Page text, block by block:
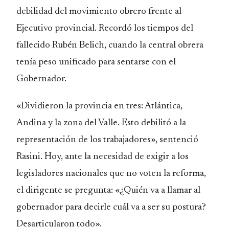
debilidad del movimiento obrero frente al
Ejecutivo provincial. Recordó los tiempos del
fallecido Rubén Belich, cuando la central obrera
tenía peso unificado para sentarse con el
Gobernador.
«Dividieron la provincia en tres: Atlántica,
Andina y la zona del Valle. Esto debilitó a la
representación de los trabajadores», sentenció
Rasini. Hoy, ante la necesidad de exigir a los
legisladores nacionales que no voten la reforma,
el dirigente se pregunta: «¿Quién va a llamar al
gobernador para decirle cuál va a ser su postura?
Desarticularon todo».